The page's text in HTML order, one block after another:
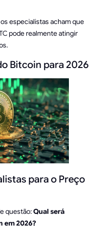
especialistas acham que
pode realmente atingir
Bitcoin para 2026
para o Preço
questão:Qual será
em 2026?